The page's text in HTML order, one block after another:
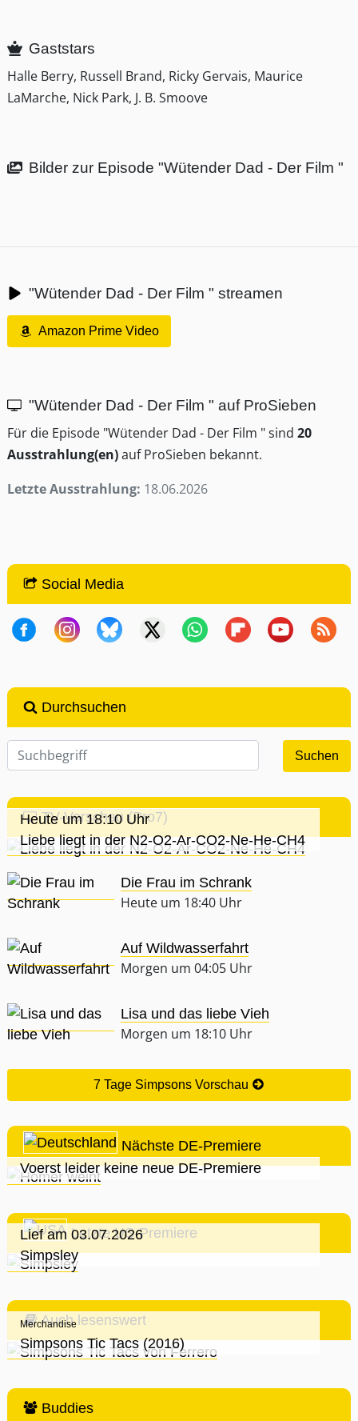
Gaststars
Halle Berry, Russell Brand, Ricky Gervais, Maurice
LaMarche, Nick Park, J. B. Smoove
Bilder zur Episode "Wütender Dad - Der Film "
"Wütender Dad - Der Film " streamen
Amazon Prime Video
"Wütender Dad - Der Film " auf ProSieben
Für die Episode "Wütender Dad - Der Film " sind 20
Ausstrahlung(en)auf ProSieben bekannt.
Letzte Ausstrahlung: 18.06.2026
Social Media
Durchsuchen
TV-Vorschau (Pro7)
Heute um 18:10 Uhr
Liebe liegt in der N2-O2-Ar-CO2-Ne-He-CH4
Die Frau im Schrank
Heute um 18:40 Uhr
Auf Wildwasserfahrt
Morgen um 04:05 Uhr
Lisa und das liebe Vieh
Morgen um 18:10 Uhr
7 Tage Simpsons Vorschau
Nächste DE-Premiere
Voerst leider keine neue DE-Premiere
Letzte US-Premiere
Lief am 03.07.2026
Simpsley
Auch lesenswert
Merchandise
Simpsons Tic Tacs (2016)
Buddies